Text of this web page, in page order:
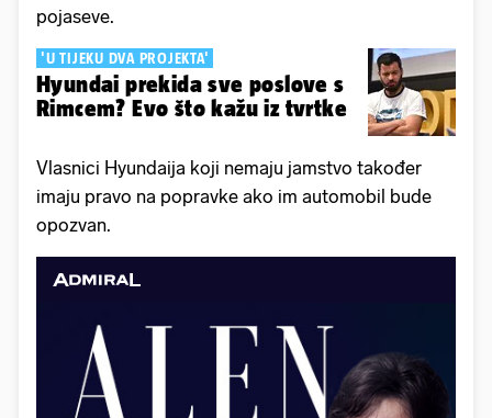
pojaseve.
'U TIJEKU DVA PROJEKTA'
Hyundai prekida sve poslove s
Rimcem? Evo što kažu iz tvrtke
Vlasnici Hyundaija koji nemaju jamstvo također
imaju pravo na popravke ako im automobil bude
opozvan.